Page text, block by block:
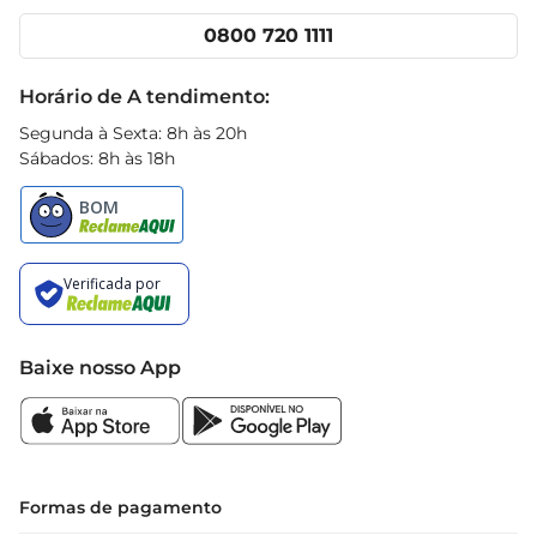
Cencosud Media
0800 720 1111
Horário de A tendimento:
Segunda à Sexta: 8h às 20h
Sábados: 8h às 18h
Baixe nosso App
Formas de pagamento